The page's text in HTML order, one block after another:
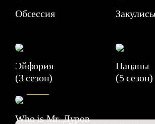
Обсессия
Эйфория
(3 сезон)
Пацаны
(5 сезон)
Who is Mr. Дуров